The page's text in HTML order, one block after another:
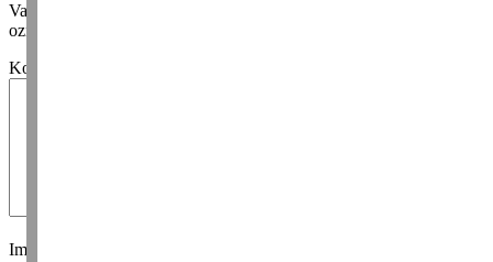
Vaša adresa e-pošte neće biti objavljena.
označena sa
Komentar
Ime